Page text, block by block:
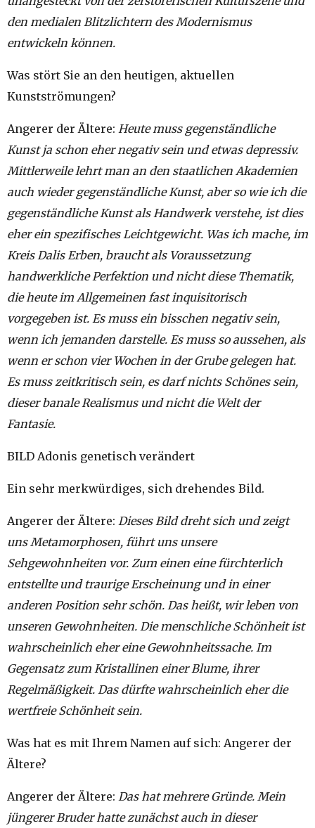
den medialen Blitzlichtern des Modernismus
entwickeln können.
Was stört Sie an den heutigen, aktuellen
Kunstströmungen?
Angerer der Ältere: Heute muss gegenständliche
Kunst ja schon eher negativ sein und etwas depressiv.
Mittlerweile lehrt man an den staatlichen Akademien
auch wieder gegenständliche Kunst, aber so wie ich die
gegenständliche Kunst als Handwerk verstehe, ist dies
eher ein spezifisches Leichtgewicht. Was ich mache, im
Kreis Dalis Erben, braucht als Voraussetzung
handwerkliche Perfektion und nicht diese Thematik,
die heute im Allgemeinen fast inquisitorisch
vorgegeben ist. Es muss ein bisschen negativ sein,
wenn ich jemanden darstelle. Es muss so aussehen, als
wenn er schon vier Wochen in der Grube gelegen hat.
Es muss zeitkritisch sein, es darf nichts Schönes sein,
dieser banale Realismus und nicht die Welt der
Fantasie.
BILD Adonis genetisch verändert
Ein sehr merkwürdiges, sich drehendes Bild.
Angerer der Ältere: Dieses Bild dreht sich und zeigt
uns Metamorphosen, führt uns unsere
Sehgewohnheiten vor. Zum einen eine fürchterlich
entstellte und traurige Erscheinung und in einer
anderen Position sehr schön. Das heißt, wir leben von
unseren Gewohnheiten. Die menschliche Schönheit ist
wahrscheinlich eher eine Gewohnheitssache. Im
Gegensatz zum Kristallinen einer Blume, ihrer
Regelmäßigkeit. Das dürfte wahrscheinlich eher die
wertfreie Schönheit sein.
Was hat es mit Ihrem Namen auf sich: Angerer der
Ältere?
Angerer der Ältere: Das hat mehrere Gründe. Mein
jüngerer Bruder hatte zunächst auch in dieser